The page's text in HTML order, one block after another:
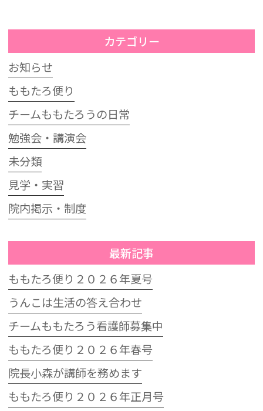
カテゴリー
お知らせ
ももたろ便り
チームももたろうの日常
勉強会・講演会
未分類
見学・実習
院内掲示・制度
最新記事
ももたろ便り２０２６年夏号
うんこは生活の答え合わせ
チームももたろう看護師募集中
ももたろ便り２０２６年春号
院長小森が講師を務めます
ももたろ便り２０２６年正月号